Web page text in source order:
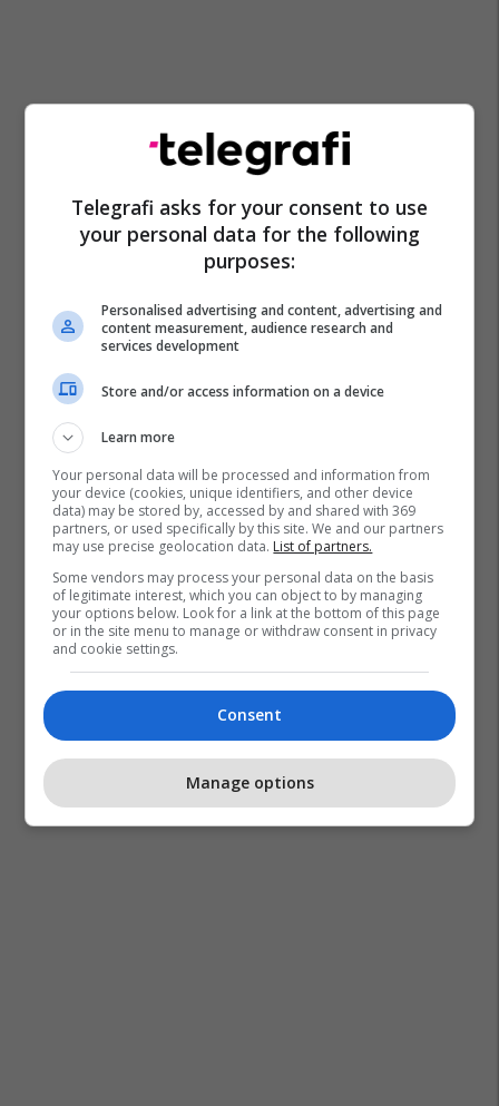
Telegrafi asks for your consent to use
your personal data for the following
purposes:
Personalised advertising and content, advertising and
content measurement, audience research and
services development
Store and/or access information on a device
Learn more
Your personal data will be processed and information from
your device (cookies, unique identifiers, and other device
data) may be stored by, accessed by and shared with 369
partners, or used specifically by this site. We and our partners
may use precise geolocation data. List of partners.
Some vendors may process your personal data on the basis
of legitimate interest, which you can object to by managing
your options below. Look for a link at the bottom of this page
or in the site menu to manage or withdraw consent in privacy
and cookie settings.
Consent
Manage options